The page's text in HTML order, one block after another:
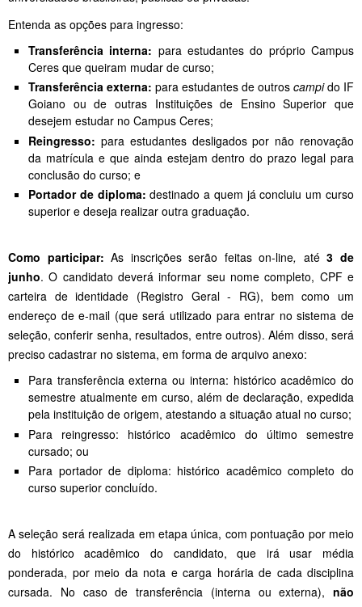
Entenda as opções para ingresso:
Transferência interna: para estudantes do próprio Campus
Ceres que queiram mudar de curso;
Transferência externa: para estudantes de outros campido IF
Goiano ou de outras Instituições de Ensino Superior que
desejem estudar no Campus Ceres;
Reingresso: para estudantes desligados por não renovação
da matrícula e que ainda estejam dentro do prazo legal para
conclusão do curso; e
Portador de diploma: destinado a quem já concluiu um curso
superior e deseja realizar outra graduação.
Como participar: As inscrições serão feitas on-line, até3 de
junho. O candidato deverá informar seu nome completo, CPF e
carteira de identidade (Registro Geral - RG), bem como um
endereço de e-mail (que será utilizado para entrar no sistema de
seleção, conferir senha, resultados, entre outros). Além disso, será
preciso cadastrar no sistema, em forma de arquivo anexo:
Para transferência externa ou interna: histórico acadêmico do
semestre atualmente em curso, além de declaração, expedida
pela instituição de origem, atestando a situação atual no curso;
Para reingresso: histórico acadêmico do último semestre
cursado; ou
Para portador de diploma: histórico acadêmico completo do
curso superior concluído.
A seleção será realizada em etapa única, com pontuação por meio
do histórico acadêmico do candidato, que irá usar média
ponderada, por meio da nota e carga horária de cada disciplina
cursada. No caso de transferência (interna ou externa), não